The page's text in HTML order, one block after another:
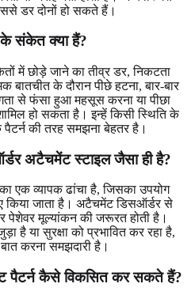
डर दोनों हो सकते हैं।
संकेत क्या हैं?
में छोड़े जाने का तीव्र डर, निकटता
बातचीत के दौरान पीछे हटना, बार-बार
से फंसा हुआ महसूस करना या पीछा
हो सकता है। इन्हें किसी स्थिति के
की तरह समझना बेहतर है।
अटैचमेंट स्टाइल जैसा ही है?
एक व्यापक ढांचा है, जिसका उपयोग
किया जाता है। अटैचमेंट डिसऑर्डर से
मूल्यांकन की जरूरत होती है।
है या सुरक्षा को प्रभावित कर रहा है,
करना समझदारी है।
पैटर्न कैसे विकसित कर सकते हैं?